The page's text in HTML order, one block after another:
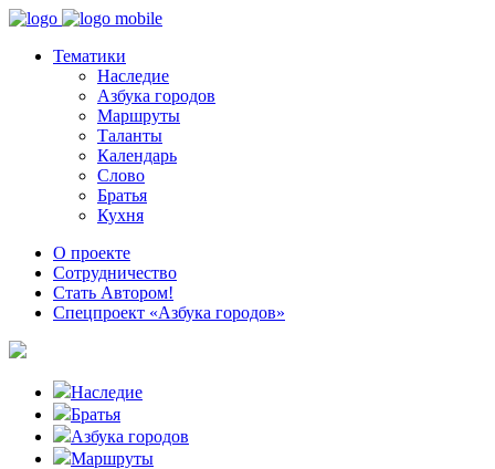
Тематики
Наследие
Азбука городов
Маршруты
Таланты
Календарь
Слово
Братья
Кухня
О проекте
Сотрудничество
Стать Автором!
Спецпроект «Азбука городов»
Наследие
Братья
Азбука городов
Маршруты